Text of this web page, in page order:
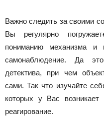
Важно следить за своими
Вы регулярно
пониманию механизма и
самонаблюдение. Да
детектива, при чем
сами. Так что изучайте
которых у Вас возникает
реагирование.